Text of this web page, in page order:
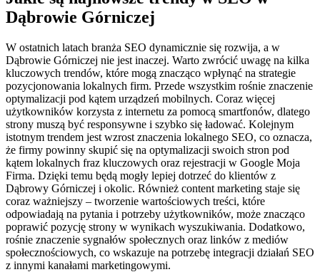
Dąbrowie Górniczej
W ostatnich latach branża SEO dynamicznie się rozwija, a w
Dąbrowie Górniczej nie jest inaczej. Warto zwrócić uwagę na kilka
kluczowych trendów, które mogą znacząco wpłynąć na strategie
pozycjonowania lokalnych firm. Przede wszystkim rośnie znaczenie
optymalizacji pod kątem urządzeń mobilnych. Coraz więcej
użytkowników korzysta z internetu za pomocą smartfonów, dlatego
strony muszą być responsywne i szybko się ładować. Kolejnym
istotnym trendem jest wzrost znaczenia lokalnego SEO, co oznacza,
że firmy powinny skupić się na optymalizacji swoich stron pod
kątem lokalnych fraz kluczowych oraz rejestracji w Google Moja
Firma. Dzięki temu będą mogły lepiej dotrzeć do klientów z
Dąbrowy Górniczej i okolic. Również content marketing staje się
coraz ważniejszy – tworzenie wartościowych treści, które
odpowiadają na pytania i potrzeby użytkowników, może znacząco
poprawić pozycję strony w wynikach wyszukiwania. Dodatkowo,
rośnie znaczenie sygnałów społecznych oraz linków z mediów
społecznościowych, co wskazuje na potrzebę integracji działań SEO
z innymi kanałami marketingowymi.